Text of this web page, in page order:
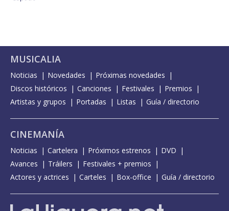
MUSICALIA
Noticias Novedades
Próximas novedades
Discos históricos
Canciones Festivales
Premios
Artistas y grupos
Portadas Listas Guía / directorio
CINEMANÍA
Noticias Cartelera Próximos estrenos
DVD
Avances
Tráilers
Festivales + premios
Actores y actrices
Carteles Box-office Guía / directorio